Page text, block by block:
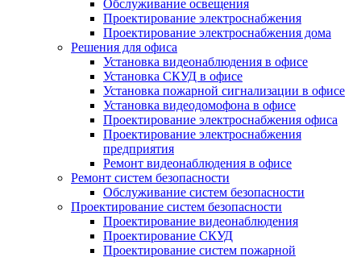
Обслуживание освещения
Проектирование электроснабжения
Проектирование электроснабжения дома
Решения для офиса
Установка видеонаблюдения в офисе
Установка СКУД в офисе
Установка пожарной сигнализации в офисе
Установка видеодомофона в офисе
Проектирование электроснабжения офиса
Проектирование электроснабжения
предприятия
Ремонт видеонаблюдения в офисе
Ремонт систем безопасности
Обслуживание систем безопасности
Проектирование систем безопасности
Проектирование видеонаблюдения
Проектирование СКУД
Проектирование систем пожарной